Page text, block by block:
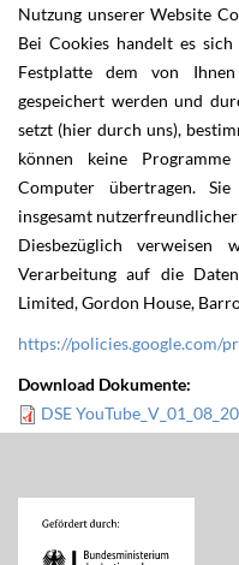
Nutzung unserer Website
Bei Cookies handelt es
Festplatte dem von
gespeichert werden und
setzt (hier durch uns),
können keine
Computer übertragen.
insgesamt
Diesbezüglich verweisen
Verarbeitung auf die
Limited, Gordon House,
https://policies.google.com/
Download Dokumente:
DSE